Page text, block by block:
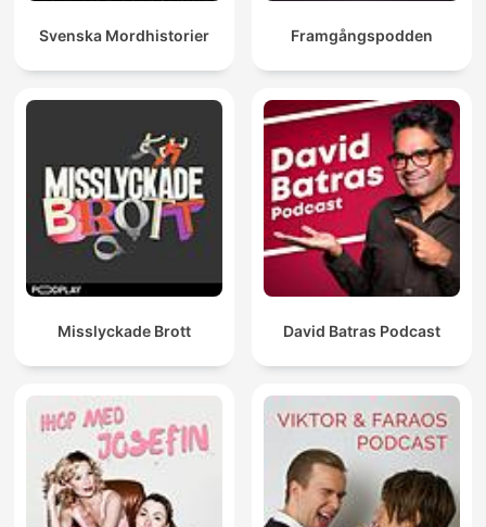
Svenska Mordhistorier Framgångspodden
Misslyckade Brott David Batras Podcast